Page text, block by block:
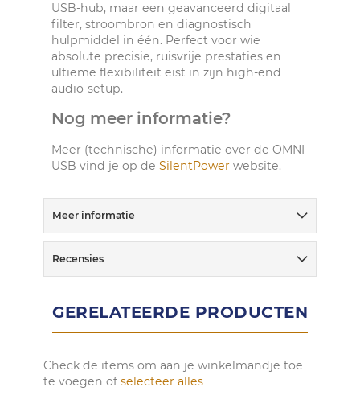
USB-hub, maar een geavanceerd digitaal
filter, stroombron en diagnostisch
hulpmiddel in één. Perfect voor wie
absolute precisie, ruisvrije prestaties en
ultieme flexibiliteit eist in zijn high-end
audio-setup.
Nog meer informatie?
Meer (technische) informatie over de OMNI
USB vind je op de SilentPower website.
Meer informatie
Recensies
GERELATEERDE PRODUCTEN
Check de items om aan je winkelmandje toe
te voegen of selecteer alles